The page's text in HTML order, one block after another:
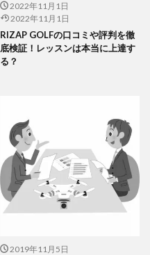
2022年11月1日
2022年11月1日
RIZAP GOLFの口コミや評判を徹
底検証！レッスンは本当に上達す
る？
2019年11月5日